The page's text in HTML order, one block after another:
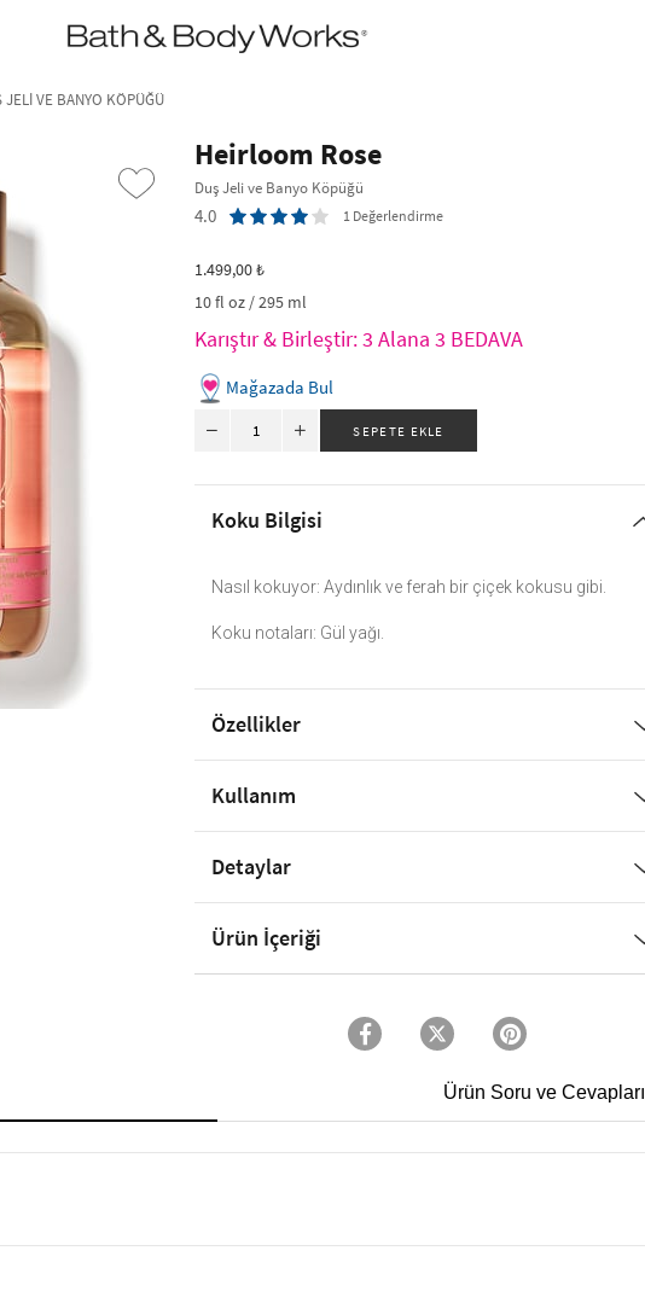
•2200₺ ve Üzeri Kargo Ücretsiz!•
*Promosyon Detayları
VE BANYO KÖPÜĞÜ
Heirloom Rose
Duş Jeli ve Banyo Köpüğü
4.0 1 Değerlendirme
1.499,00 ₺
10 fl oz / 295 ml
Karıştır & Birleştir: 3 Alana 3 BEDAVA
Mağazada Bul
Koku Bilgisi
Nasıl kokuyor: Aydınlık ve ferah bir çiçek kokusu gibi.
Koku notaları: Gül yağı.
Özellikler
Kullanım
Detaylar
Ürün İçeriği
Ürün Soru ve Cevapları